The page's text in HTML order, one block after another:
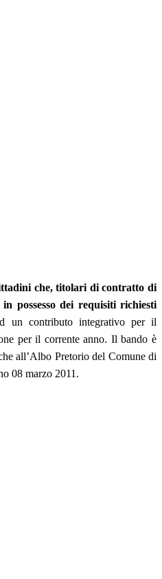
che, titolari di contratto di
possesso dei requisiti richiesti
un contributo integrativo per il
per il corrente anno. Il bando è
all’Albo Pretorio del Comune di
08 marzo 2011.